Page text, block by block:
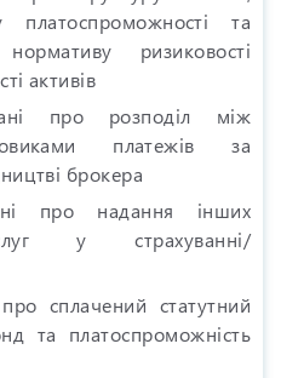
платоспроможності та
ризиковості
активів
про розподіл між
платежів за
брокера
про надання інших
у страхуванні/
сплачений статутний
та платоспроможність